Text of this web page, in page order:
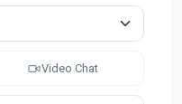
Video Chat